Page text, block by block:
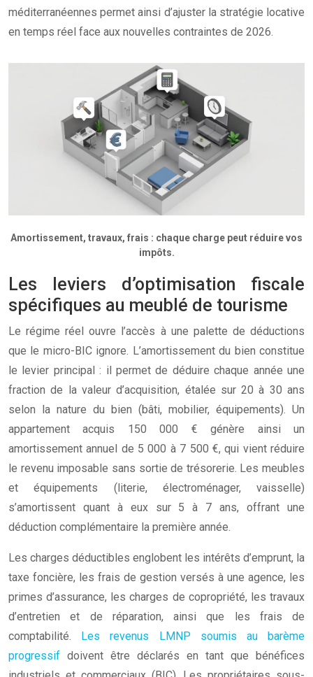
méditerranéennes permet ainsi d’ajuster la stratégie locative
en temps réel face aux nouvelles contraintes de 2026.
Amortissement, travaux, frais : chaque charge peut réduire vos
impôts.
Les leviers d’optimisation fiscale
spécifiques au meublé de tourisme
Le régime réel ouvre l’accès à une palette de déductions
que le micro-BIC ignore. L’amortissement du bien constitue
le levier principal : il permet de déduire chaque année une
fraction de la valeur d’acquisition, étalée sur 20 à 30 ans
selon la nature du bien (bâti, mobilier, équipements). Un
appartement acquis 150 000 € génère ainsi un
amortissement annuel de 5 000 à 7 500 €, qui vient réduire
le revenu imposable sans sortie de trésorerie. Les meubles
et équipements (literie, électroménager, vaisselle)
s’amortissent quant à eux sur 5 à 7 ans, offrant une
déduction complémentaire la première année.
Les charges déductibles englobent les intérêts d’emprunt, la
taxe foncière, les frais de gestion versés à une agence, les
primes d’assurance, les charges de copropriété, les travaux
d’entretien et de réparation, ainsi que les frais de
comptabilité. Les revenus LMNP soumis au barème
progressif doivent être déclarés en tant que bénéfices